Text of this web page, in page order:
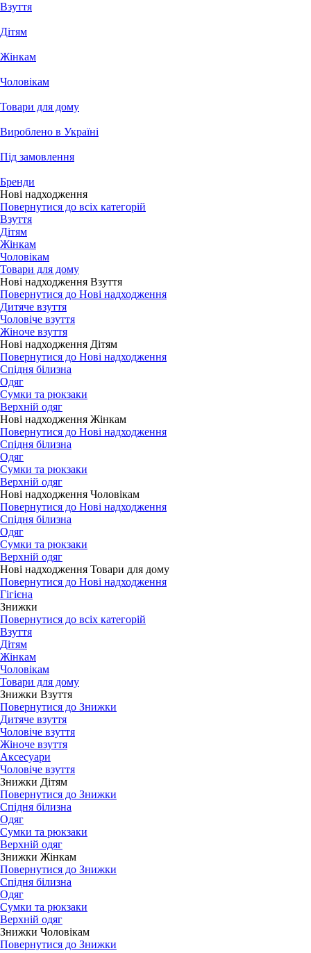
Взуття
Дітям
Жінкам
Чоловікам
Товари для дому
Вироблено в Україні
Під замовлення
Бренди
Нові надходження
Повернутися до всіх категорій
Взуття
Дітям
Жінкам
Чоловікам
Товари для дому
Нові надходження Взуття
Повернутися до Нові надходження
Дитяче взуття
Чоловіче взуття
Жіноче взуття
Нові надходження Дітям
Повернутися до Нові надходження
Спідня білизна
Одяг
Сумки та рюкзаки
Верхній одяг
Нові надходження Жінкам
Повернутися до Нові надходження
Спідня білизна
Одяг
Сумки та рюкзаки
Верхній одяг
Нові надходження Чоловікам
Повернутися до Нові надходження
Спідня білизна
Одяг
Сумки та рюкзаки
Верхній одяг
Нові надходження Товари для дому
Повернутися до Нові надходження
Гігієна
Знижки
Повернутися до всіх категорій
Взуття
Дітям
Жінкам
Чоловікам
Товари для дому
Знижки Взуття
Повернутися до Знижки
Дитяче взуття
Чоловіче взуття
Жіноче взуття
Аксесуари
Чоловіче взуття
Знижки Дітям
Повернутися до Знижки
Спідня білизна
Одяг
Сумки та рюкзаки
Верхній одяг
Знижки Жінкам
Повернутися до Знижки
Спідня білизна
Одяг
Сумки та рюкзаки
Верхній одяг
Знижки Чоловікам
Повернутися до Знижки